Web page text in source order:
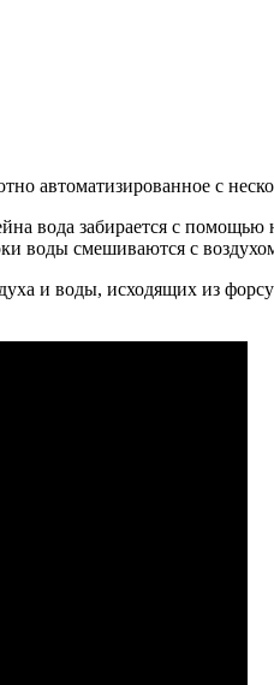
автоматизированное с
вода забирается с
воды смешиваются с
и воды, исходящих из